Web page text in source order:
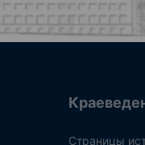
Страницы